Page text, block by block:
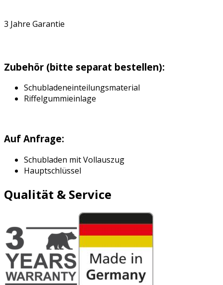
3 Jahre Garantie
Zubehör (bitte separat bestellen):
Schubladeneinteilungsmaterial
Riffelgummieinlage
Auf Anfrage:
Schubladen mit Vollauszug
Hauptschlüssel
Qualität & Service